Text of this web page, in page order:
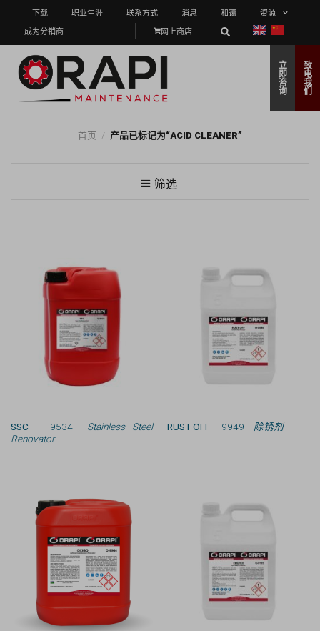
下载 职业生涯 联系方式 消息 和蔼
资源
成为分销商
网上商店
立
即
咨
询
致
电
我
们
首页 / 产品已标记为“ACID CLEANER”
筛选
SSC — 9534 —Stainless Steel
Renovator
RUST OFF— 9949 —除锈剂